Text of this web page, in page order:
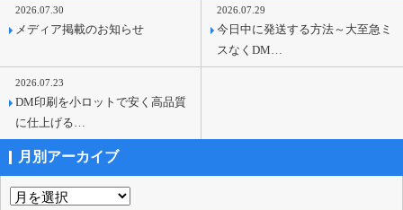
2026.07.30
メディア掲載のお知らせ
2026.07.29
今日中に発送する方法～大至急ミ
スなくDM…
2026.07.23
DM印刷を小ロットで安く高品質
に仕上げる…
月別アーカイブ